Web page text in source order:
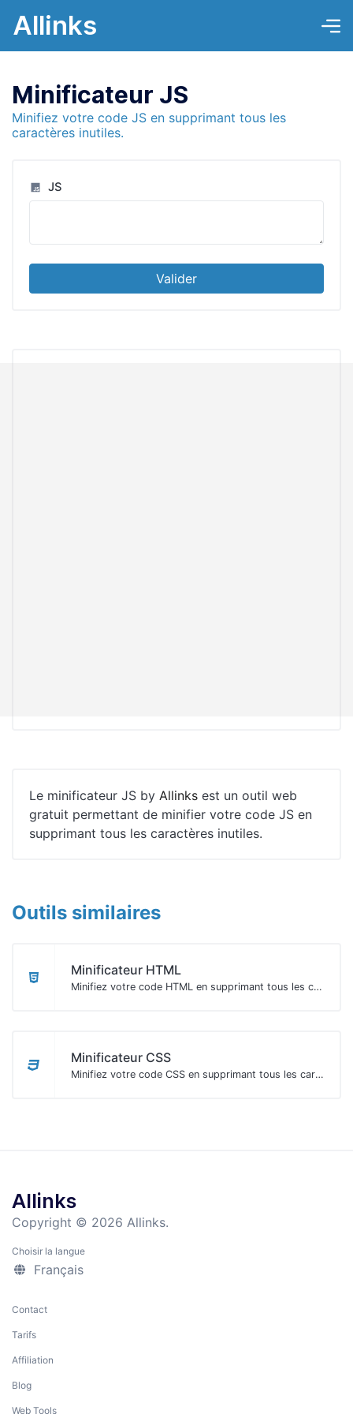
Allinks
Minificateur JS
Minifiez votre code JS en supprimant tous les
caractères inutiles.
JS
Valider
Le minificateur JS by Allinks est un outil web
gratuit permettant de minifier votre code JS en
supprimant tous les caractères inutiles.
Outils similaires
Minificateur HTML
Minifiez votre code HTML en supprimant tous les caractères inutiles.
Minificateur CSS
Minifiez votre code CSS en supprimant tous les caractères inutiles.
Allinks
Copyright © 2026 Allinks.
Choisir la langue
Français
Contact
Tarifs
Affiliation
Blog
Web Tools